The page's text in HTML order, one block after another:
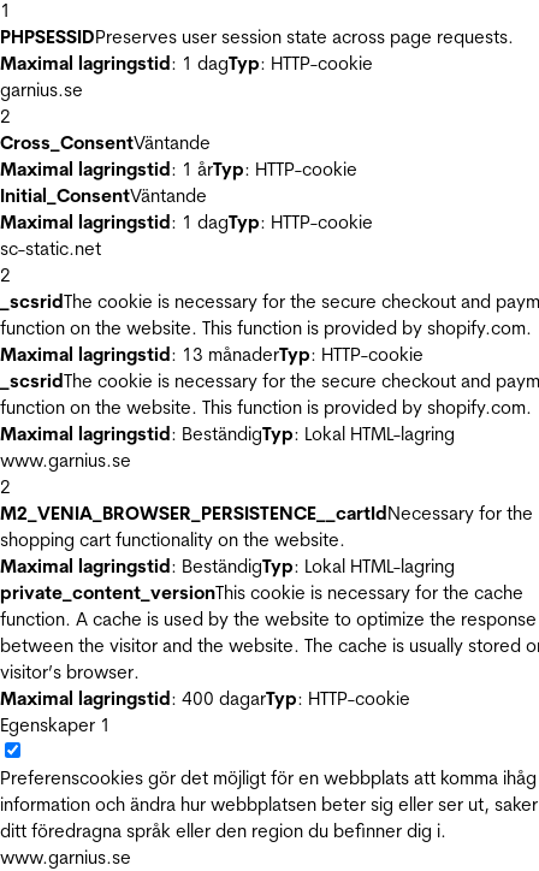
1
PHPSESSIDPreserves user session state across page requests.
Maximal lagringstid: 1 dagTyp: HTTP-cookie
garnius.se
2
Cross_ConsentVäntande
Maximal lagringstid: 1 årTyp: HTTP-cookie
Initial_ConsentVäntande
Maximal lagringstid: 1 dagTyp: HTTP-cookie
sc-static.net
2
_scsridThe cookie is necessary for the secure checkout and
function on the website. This function is provided by shopify.com.
Maximal lagringstid: 13 månaderTyp: HTTP-cookie
_scsridThe cookie is necessary for the secure checkout and
function on the website. This function is provided by shopify.com.
Maximal lagringstid: BeständigTyp: Lokal HTML-lagring
www.garnius.se
2
M2_VENIA_BROWSER_PERSISTENCE__cartIdNecessary for the
shopping cart functionality on the website.
Maximal lagringstid: BeständigTyp: Lokal HTML-lagring
private_content_versionThis cookie is necessary for the cache
function. A cache is used by the website to optimize the
between the visitor and the website. The cache is usually stored
visitor’s browser.
Maximal lagringstid: 400 dagarTyp: HTTP-cookie
Egenskaper 1
Preferenscookies gör det möjligt för en webbplats att komma ihåg
information och ändra hur webbplatsen beter sig eller ser ut,
ditt föredragna språk eller den region du befinner dig i.
www.garnius.se